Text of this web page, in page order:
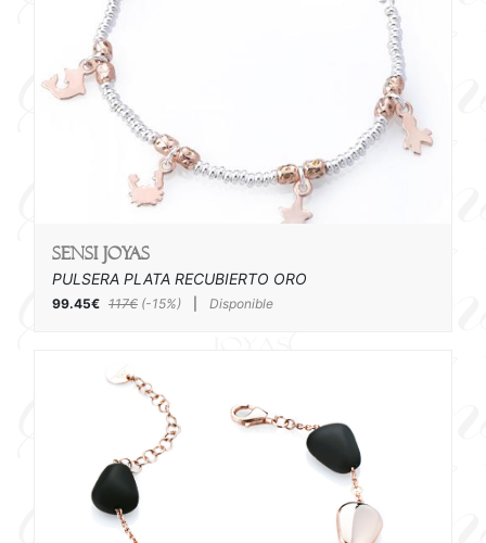
SENSI joyas
PULSERA PLATA RECUBIERTO ORO
99.45€ 117€ (-15%) Disponible